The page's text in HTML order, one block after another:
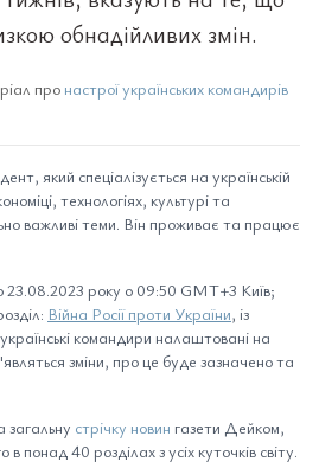
обнадійливих змін.
про настрої українських командирів
який спеціалізується на українській
технологіях, культурі та
важливі теми. Він проживає та працює
23.08.2023 року о 09:50 GMT+3 Київ;
Війна Росії проти України, із
командири налаштовані на
зміни, про це буде зазначено та
загальну стрічку новин газети Дейком,
понад 40 розділах з усіх куточків світу.